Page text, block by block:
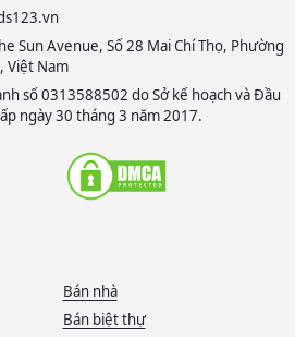
Sun Avenue, Số 28 Mai Chí Thọ, Phường
Việt Nam
số 0313588502 do Sở kế hoạch và Đầu
ngày 30 tháng 3 năm 2017.
Bán nhà
Bán biệt thự